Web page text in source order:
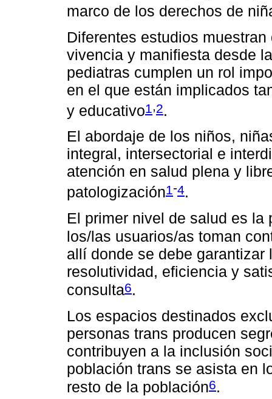
marco de los derechos de
Diferentes estudios
vivencia y manifiesta desde
pediatras cumplen un rol
en el que están implicados
y educativo1 ,2.
El abordaje de los niños,
integral, intersectorial e
atención en salud plena y
patologización1-4.
El primer nivel de salud es la
los/las usuarios/as toman
allí donde se debe
resolutividad, eficiencia y
consulta6.
Los espacios destinados
personas trans producen
contribuyen a la inclusión
población trans se asista en
resto de la población6.